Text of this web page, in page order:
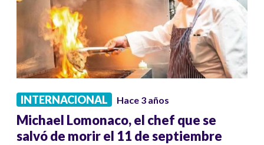
INTERNACIONAL Hace 3 años
Michael Lomonaco, el chef que se
salvó de morir el 11 de septiembre